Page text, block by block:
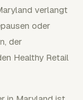
verlangt
oder
der
Healthy Retail